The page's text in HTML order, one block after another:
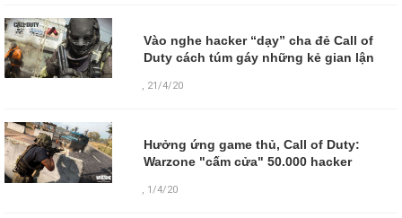
Vào nghe hacker “dạy” cha đẻ Call of
Duty cách túm gáy những kẻ gian lận
, 21/4/20
Hưởng ứng game thủ, Call of Duty:
Warzone "cấm cửa" 50.000 hacker
, 1/4/20